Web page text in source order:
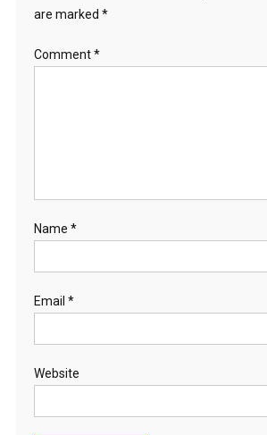
are marked *
Comment*
Name *
Email *
Website